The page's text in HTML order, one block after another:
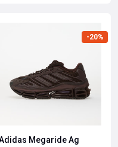
-20%
Megaride Ag